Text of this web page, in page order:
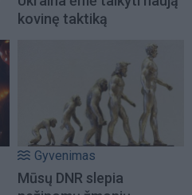
kovinę taktiką
Gyvenimas
Mūsų DNR slepia